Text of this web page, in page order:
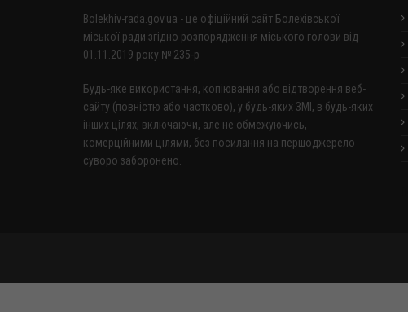
Bolekhiv-rada.gov.ua - це офіційний сайт Болехівської
міської ради згідно розпорядження міського голови від
01.11.2019 року № 235-р
Будь-яке використання, копіювання або відтворення веб-
сайту (повністю або частково), у будь-яких ЗМІ, в будь-яких
інших цілях, включаючи, але не обмежуючись,
комерційними цілями, без посилання на першоджерело
суворо заборонено.